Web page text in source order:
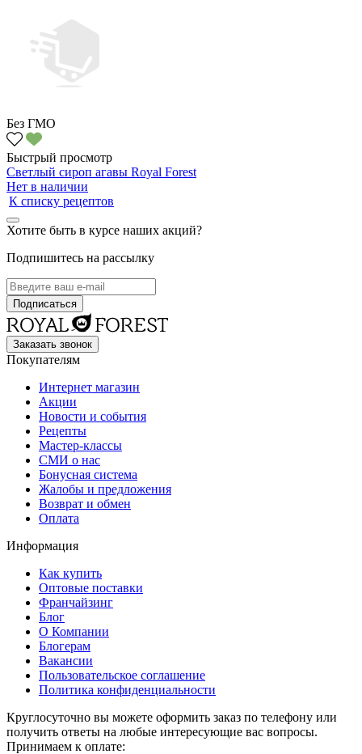
Без ГМО
Быстрый просмотр
Светлый сироп агавы Royal Forest
Нет в наличии
К списку рецептов
Хотите быть в курсе наших акций?
Подпишитесь на рассылку
Заказать звонок
Покупателям
Интернет магазин
Акции
Новости и события
Рецепты
Мастер-классы
СМИ о нас
Бонусная система
Жалобы и предложения
Возврат и обмен
Оплата
Информация
Как купить
Оптовые поставки
Франчайзинг
Блог
О Компании
Блогерам
Вакансии
Пользовательское соглашение
Политика конфиденциальности
Круглосуточно вы можете оформить заказ по телефону или
получить ответы на любые интересующие вас вопросы.
Принимаем к оплате: